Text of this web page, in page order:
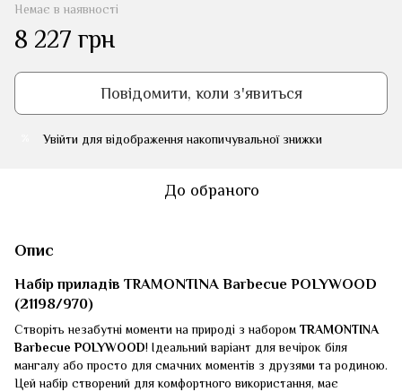
Немає в наявності
8 227 грн
Повідомити, коли з'явиться
Увійти для відображення накопичувальної знижки
До обраного
Опис
Набір приладів TRAMONTINA Barbecue POLYWOOD
(21198/970)
Створіть незабутні моменти на природі з набором TRAMONTINA
Barbecue POLYWOOD! Ідеальний варіант для вечірок біля
мангалу або просто для смачних моментів з друзями та родиною.
Цей набір створений для комфортного використання, має